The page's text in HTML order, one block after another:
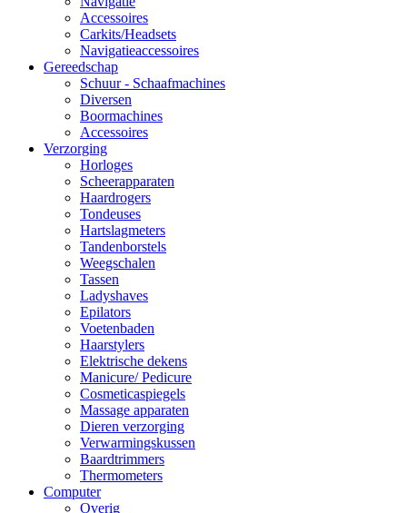
Accessoires
Carkits/Headsets
Navigatieaccessoires
Gereedschap
Schuur - Schaafmachines
Diversen
Boormachines
Accessoires
Verzorging
Horloges
Scheerapparaten
Haardrogers
Tondeuses
Hartslagmeters
Tandenborstels
Weegschalen
Tassen
Ladyshaves
Epilators
Voetenbaden
Haarstylers
Elektrische dekens
Manicure/ Pedicure
Cosmeticaspiegels
Massage apparaten
Dieren verzorging
Verwarmingskussen
Baardtrimmers
Thermometers
Computer
Overig